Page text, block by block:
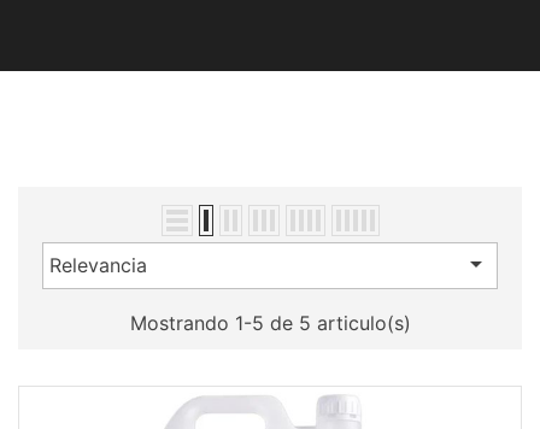
Relevancia 
Mostrando 1-5 de 5 articulo(s)